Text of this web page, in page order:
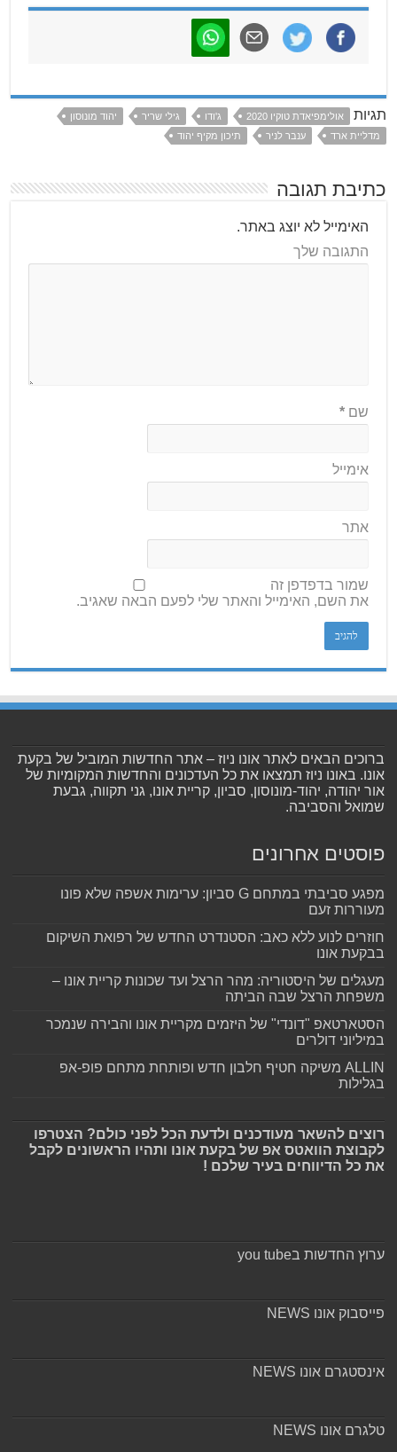
תגיות אולימפיאדת טוקיו 2020 ג'ודו גילי שריר
יהוד מונוסון
מדליית ארד
ענבר לניר תיכון מקיף יהוד
כתיבת תגובה
האימייל לא יוצג באתר.
התגובה שלך
שם*
אימייל
אתר
שמור בדפדפן זה
את השם, האימייל והאתר שלי לפעם הבאה שאגיב.
ברוכים הבאים לאתר אונו ניוז – אתר החדשות המוביל של בקעת
אונו. באונו ניוז תמצאו את כל העדכונים והחדשות המקומיות של
אור יהודה, יהוד-מונוסון, סביון, קריית אונו, גני תקווה, גבעת
שמואל והסביבה.
פוסטים אחרונים
מפגע סביבתי במתחם G סביון: ערימות אשפה שלא פונו
מעוררות זעם
חוזרים לנוע ללא כאב: הסטנדרט החדש של רפואת השיקום
בבקעת אונו
מעגלים של היסטוריה: מהר הרצל ועד שכונות קריית אונו –
משפחת הרצל שבה הביתה
הסטארטאפ "דונדי" של היזמים מקריית אונו והבירה שנמכר
במיליוני דולרים
ALLIN משיקה חטיף חלבון חדש ופותחת מתחם פופ-אפ
בגלילות
רוצים להשאר מעודכנים ולדעת הכל לפני כולם? הצטרפו
לקבוצת הוואטס אפ של בקעת אונו ותהיו הראשונים לקבל
את כל הדיווחים בעיר שלכם !
ערוץ החדשות בyou tube
פייסבוק אונו NEWS
אינסטגרם אונו NEWS
טלגרם אונו NEWS